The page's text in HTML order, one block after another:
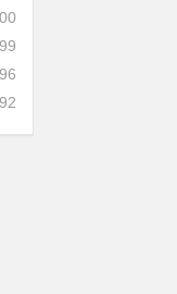
99
96
92